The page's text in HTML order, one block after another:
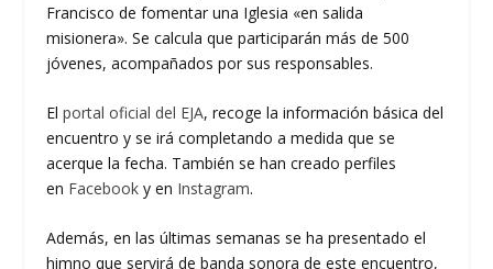
Francisco de fomentar una Iglesia «en salida
misionera». Se calcula que participarán más de 500
jóvenes, acompañados por sus responsables.
Elportal oficial del EJA, recoge la información básica del
encuentro y se irá completando a medida que se
acerque la fecha. También se han creado perfiles
en Facebook y en Instagram.
Además, en las últimas semanas se ha presentado el
himno que servirá de banda sonora de este encuentro,